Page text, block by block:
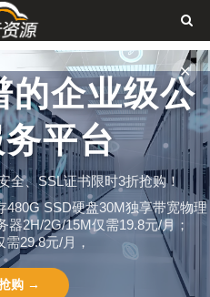
的企业级公
平台
全、SSL证书限时3折抢购！
480G SSD硬盘30M独享带宽物理
2H/2G/15M仅需19.8元/月；
29.8元/月，
购 →
✕